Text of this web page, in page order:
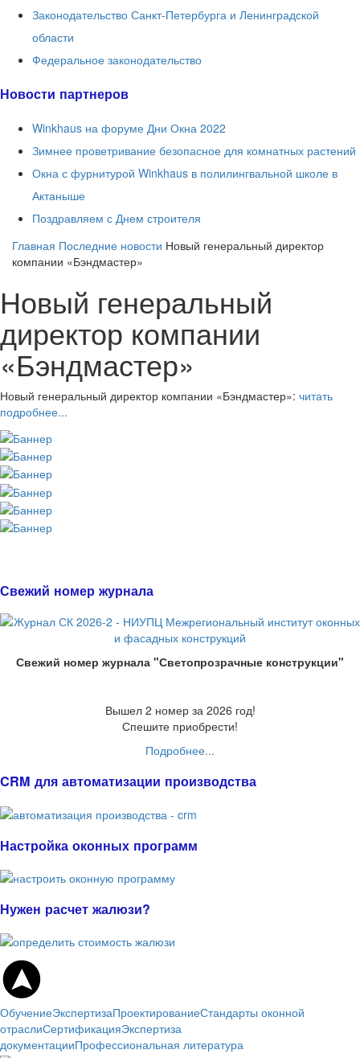
Законодательство Санкт-Петербурга и Ленинградской
области
Федеральное законодательство
Новости партнеров
Winkhaus на форуме Дни Окна 2022
Зимнее проветривание безопасное для комнатных растений
Окна с фурнитурой Winkhaus в полилингвальной школе в
Актаныше
Поздравляем с Днем строителя
Главная Последние новости Новый генеральный директор
компании «Бэндмастер»
Новый генеральный
директор компании
«Бэндмастер»
Новый генеральный директор компании «Бэндмастер»: читать
подробнее...
Свежий номер журнала
Свежий номер журнала "Светопрозрачные конструкции"
Вышел 2 номер за 2026 год!
Спешите приобрести!
Подробнее...
CRM для автоматизации производства
Настройка оконных программ
Нужен расчет жалюзи?
ОбучениеЭкспертизаПроектированиеСтандарты оконной
отраслиСертификацияЭкспертиза
документацииПрофессиональная литература